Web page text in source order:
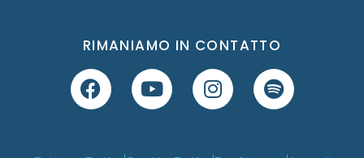
RIMANIAMO IN CONTATTO